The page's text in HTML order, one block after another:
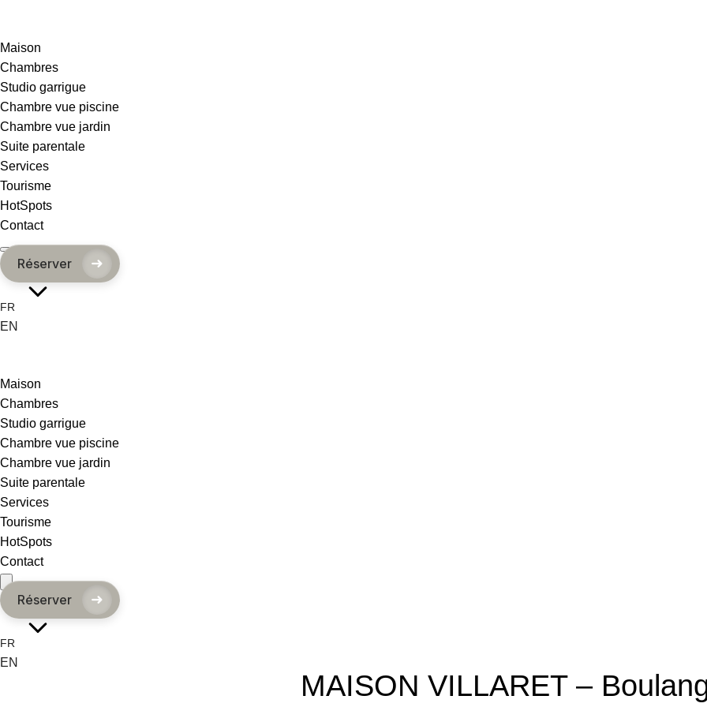
Maison
Chambres
Studio garrigue
Chambre vue piscine
Chambre vue jardin
Suite parentale
Services
Tourisme
HotSpots
Contact
Réserver ➜
FR
EN
Maison
Chambres
Studio garrigue
Chambre vue piscine
Chambre vue jardin
Suite parentale
Services
Tourisme
HotSpots
Contact
Réserver ➜
FR
EN
MAISON VILLARET –